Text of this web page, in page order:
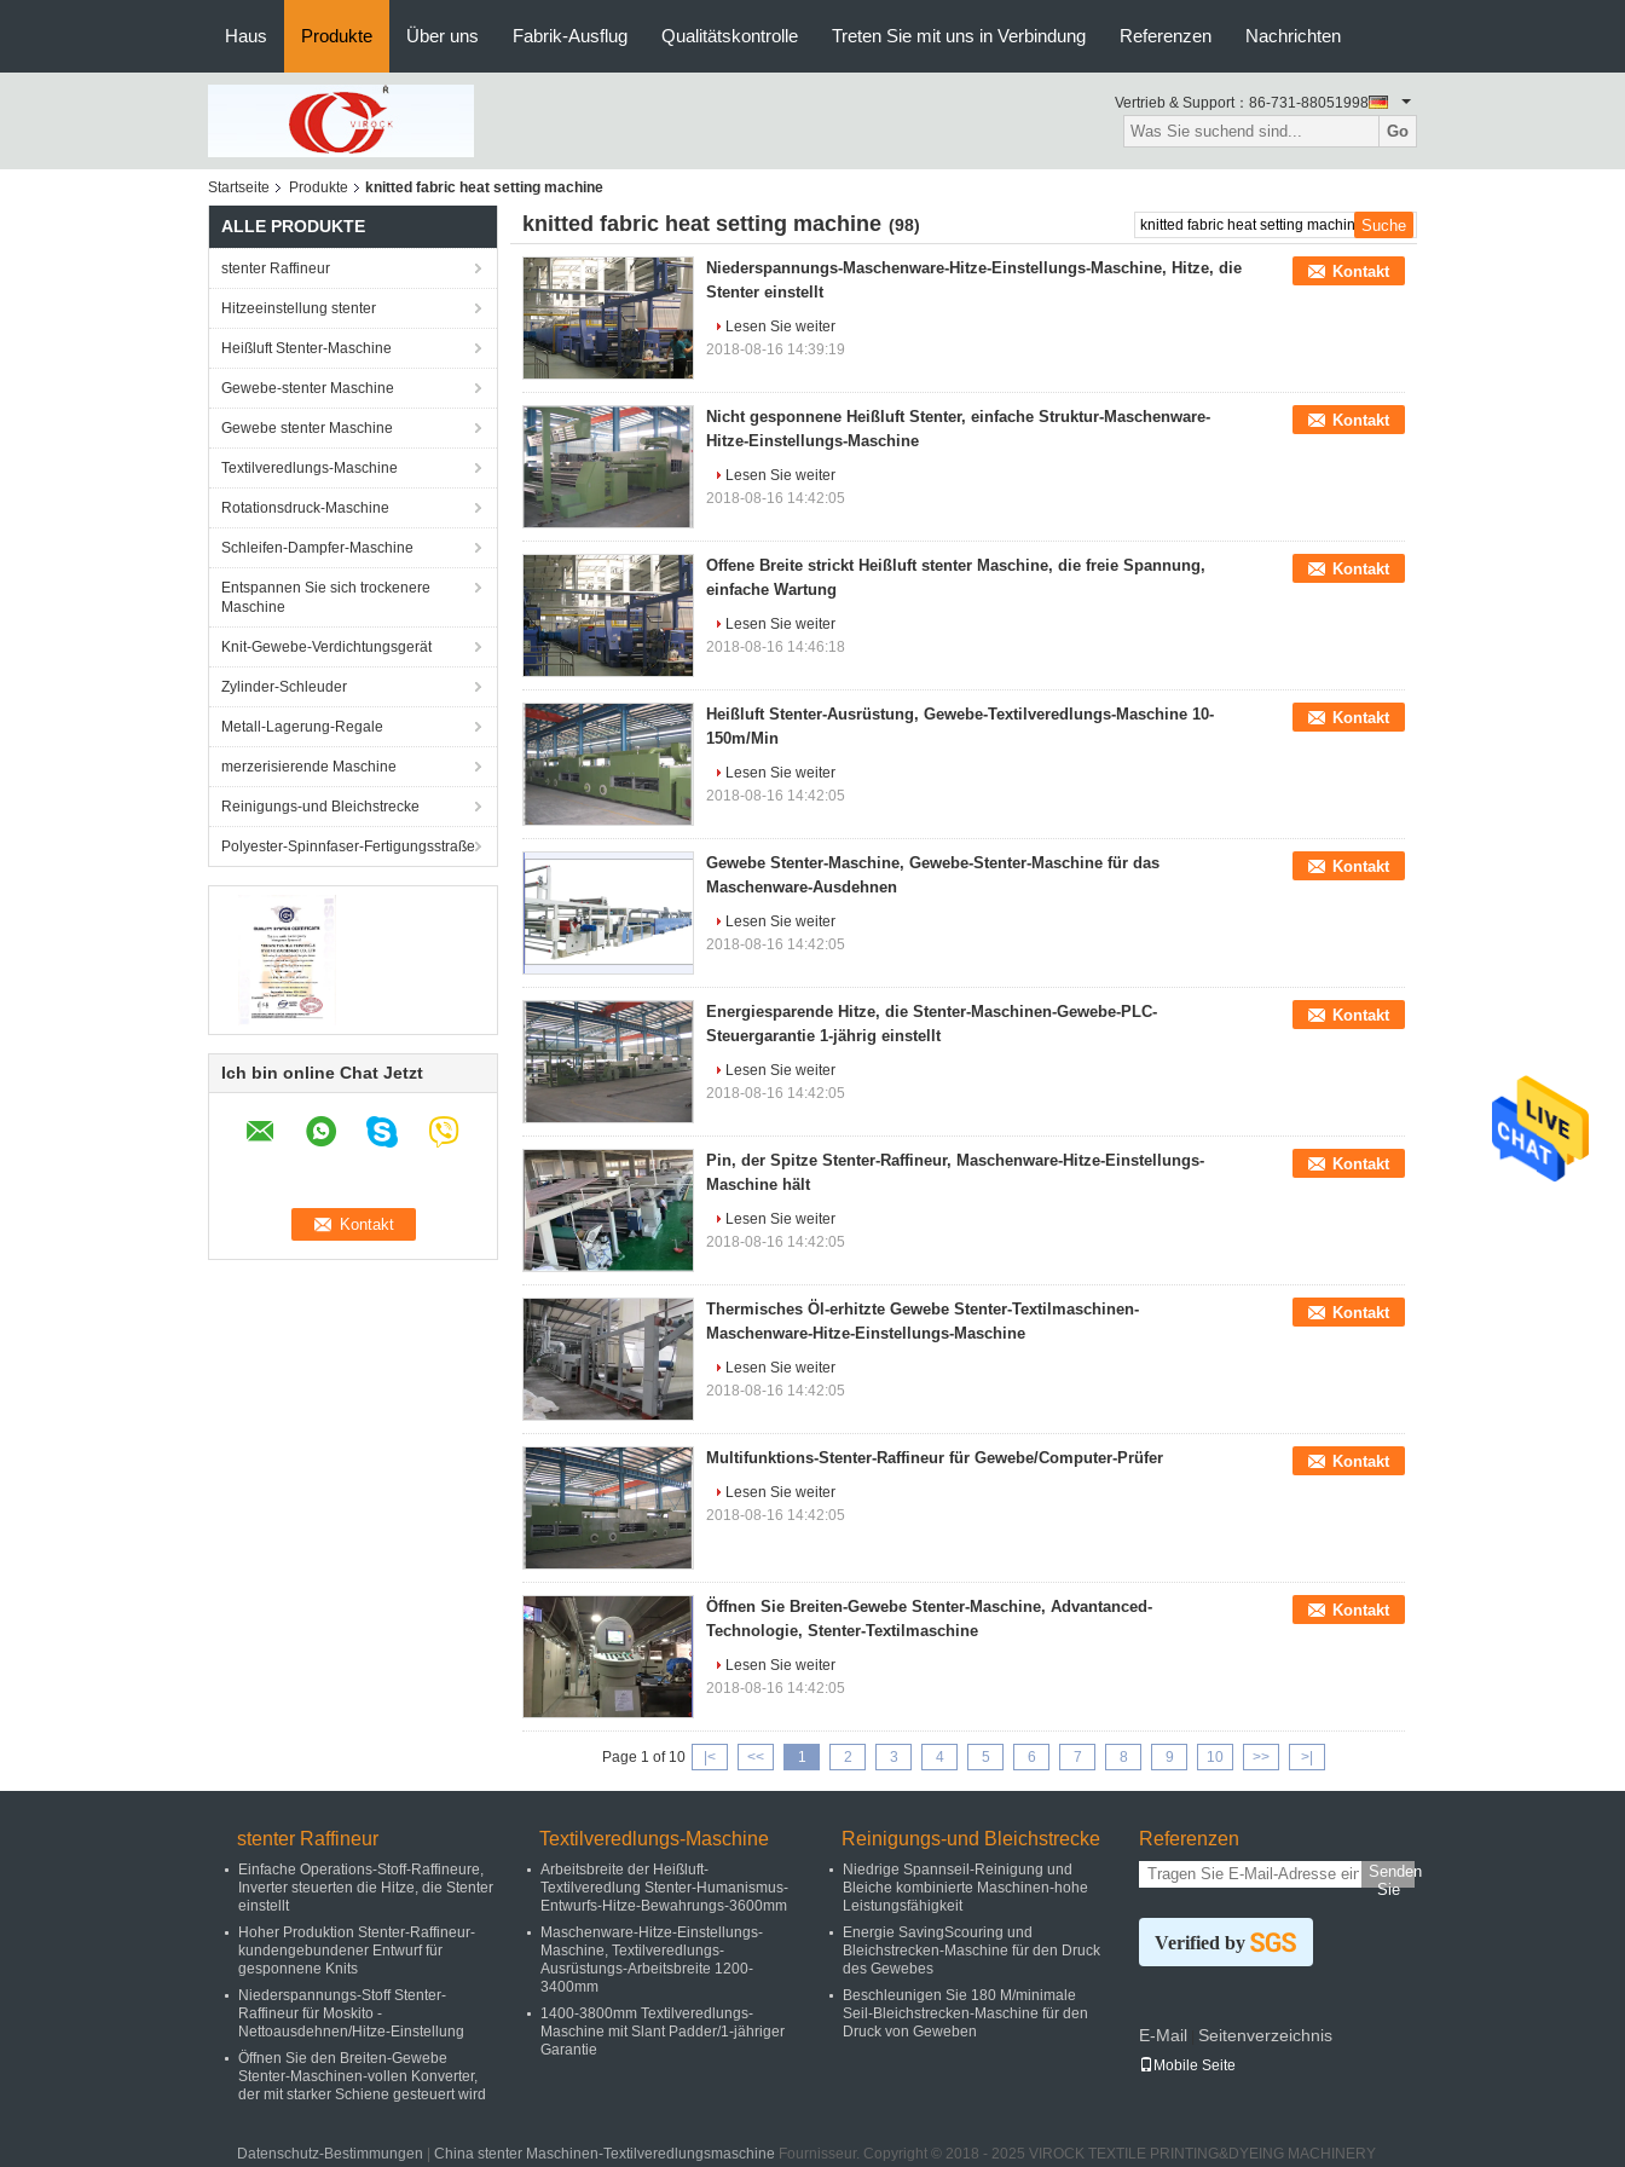
Haus Produkte Über uns Fabrik-Ausflug Qualitätskontrolle Treten Sie mit uns in Verbindung Referenzen Nachrichten
Vertrieb & Support： 86-731-88051998
Go
Startseite Produkte knitted fabric heat setting machine
ALLE PRODUKTE
stenter Raffineur
Hitzeeinstellung stenter
Heißluft Stenter-Maschine
Gewebe-stenter Maschine
Gewebe stenter Maschine
Textilveredlungs-Maschine
Rotationsdruck-Maschine
Schleifen-Dampfer-Maschine
Entspannen Sie sich trockenere
Maschine
Knit-Gewebe-Verdichtungsgerät
Zylinder-Schleuder
Metall-Lagerung-Regale
merzerisierende Maschine
Reinigungs-und Bleichstrecke
Polyester-Spinnfaser-Fertigungsstraße
Ich bin online Chat Jetzt
knitted fabric heat setting machine (98)
Niederspannungs-Maschenware-Hitze-Einstellungs-Maschine, Hitze, die
Stenter einstellt
Kontakt
Lesen Sie weiter
2018-08-16 14:39:19
Nicht gesponnene Heißluft Stenter, einfache Struktur-Maschenware-
Hitze-Einstellungs-Maschine
Kontakt
Lesen Sie weiter
2018-08-16 14:42:05
Offene Breite strickt Heißluft stenter Maschine, die freie Spannung,
einfache Wartung
Kontakt
Lesen Sie weiter
2018-08-16 14:46:18
Heißluft Stenter-Ausrüstung, Gewebe-Textilveredlungs-Maschine 10-
150m/Min
Kontakt
Lesen Sie weiter
2018-08-16 14:42:05
Gewebe Stenter-Maschine, Gewebe-Stenter-Maschine für das
Maschenware-Ausdehnen
Kontakt
Lesen Sie weiter
2018-08-16 14:42:05
Energiesparende Hitze, die Stenter-Maschinen-Gewebe-PLC-
Steuergarantie 1-jährig einstellt
Kontakt
Lesen Sie weiter
2018-08-16 14:42:05
Pin, der Spitze Stenter-Raffineur, Maschenware-Hitze-Einstellungs-
Maschine hält
Kontakt
Lesen Sie weiter
2018-08-16 14:42:05
Thermisches Öl-erhitzte Gewebe Stenter-Textilmaschinen-
Maschenware-Hitze-Einstellungs-Maschine
Kontakt
Lesen Sie weiter
2018-08-16 14:42:05
Multifunktions-Stenter-Raffineur für Gewebe/Computer-Prüfer Kontakt
Lesen Sie weiter
2018-08-16 14:42:05
Öffnen Sie Breiten-Gewebe Stenter-Maschine, Advantanced-
Technologie, Stenter-Textilmaschine
Kontakt
Lesen Sie weiter
2018-08-16 14:42:05
Page 1 of 10 |< << 1 2 3 4 5 6 7 8 9 10 >> >|
stenter Raffineur
Einfache Operations-Stoff-Raffineure,
Inverter steuerten die Hitze, die Stenter
einstellt
Hoher Produktion Stenter-Raffineur-
kundengebundener Entwurf für
gesponnene Knits
Niederspannungs-Stoff Stenter-
Raffineur für Moskito -
Nettoausdehnen/Hitze-Einstellung
Öffnen Sie den Breiten-Gewebe
Stenter-Maschinen-vollen Konverter,
der mit starker Schiene gesteuert wird
Textilveredlungs-Maschine
Arbeitsbreite der Heißluft-
Textilveredlung Stenter-Humanismus-
Entwurfs-Hitze-Bewahrungs-3600mm
Maschenware-Hitze-Einstellungs-
Maschine, Textilveredlungs-
Ausrüstungs-Arbeitsbreite 1200-
3400mm
1400-3800mm Textilveredlungs-
Maschine mit Slant Padder/1-jähriger
Garantie
Reinigungs-und Bleichstrecke
Niedrige Spannseil-Reinigung und
Bleiche kombinierte Maschinen-hohe
Leistungsfähigkeit
Energie SavingScouring und
Bleichstrecken-Maschine für den Druck
des Gewebes
Beschleunigen Sie 180 M/minimale
Seil-Bleichstrecken-Maschine für den
Druck von Geweben
Referenzen
Senden
Sie
Verified by
E-Mail Seitenverzeichnis
Mobile Seite
Datenschutz-Bestimmungen China stenter Maschinen-Textilveredlungsmaschine Fournisseur. Copyright © 2018 - 2025 VIROCK TEXTILE PRINTING&DYEING MACHINERY